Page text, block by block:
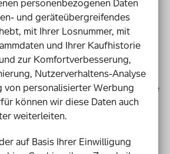
habe überlegt, was ich tun kann.
Sprachrohr Twitter
auf meinem
zu berichten, weil das einfach
und auch, weil ich finde, dass solche
gehören. Daraufhin bekam
an Zuspruch.
sich vielleicht 10.000 Menschen.
personenbezogenen Daten
und geräteübergreifendes
mit Ihrer Losnummer, mit
und Ihrer Kaufhistorie
zur Komfortverbesserung,
Nutzerverhaltens-Analyse
von personalisierter Werbung
können wir diese Daten auch
weiterleiten.
auf Basis Ihrer Einwilligung